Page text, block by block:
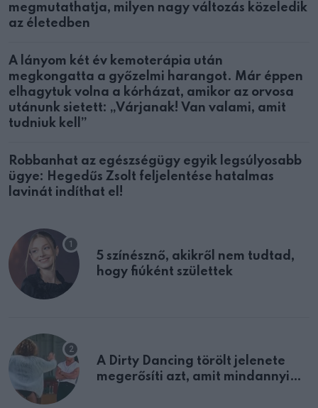
megmutathatja, milyen nagy változás közeledik
az életedben
A lányom két év kemoterápia után
megkongatta a győzelmi harangot. Már éppen
elhagytuk volna a kórházat, amikor az orvosa
utánunk sietett: „Várjanak! Van valami, amit
tudniuk kell”
Robbanhat az egészségügy egyik legsúlyosabb
ügye: Hegedűs Zsolt feljelentése hatalmas
lavinát indíthat el!
5 színésznő, akikről nem tudtad,
hogy fiúként születtek
A Dirty Dancing törölt jelenete
megerősíti azt, amit mindannyian